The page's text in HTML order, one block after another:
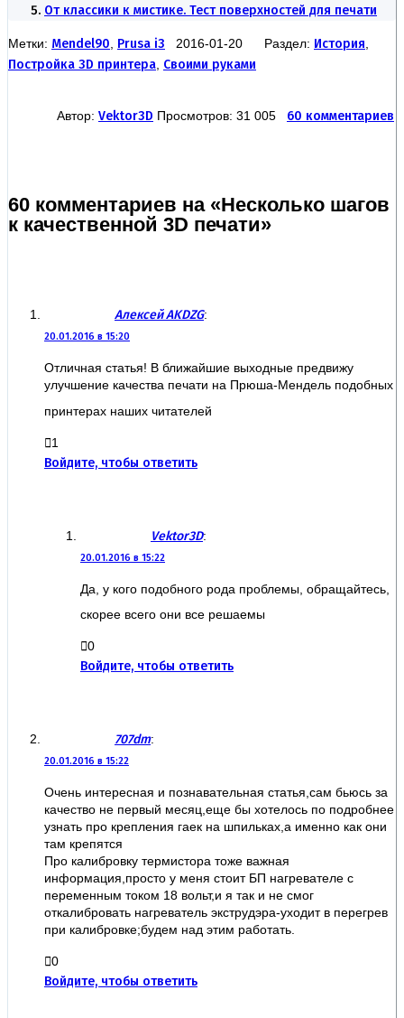
От классики к мистике. Тест поверхностей для печати
Метки: Mendel90 Prusa i3 2016-01-20 Раздел: История
Постройка 3D принтера Своими руками
Автор: Vektor3D Просмотров: 31 005 60 комментариев
60 комментариев на «Несколько шагов
к качественной 3D печати»
Алексей AKDZG:
20.01.2016 в 15:20
Отличная статья! В ближайшие выходные предвижу
улучшение качества печати на Прюша-Мендель подобных
принтерах наших читателей
1
Войдите, чтобы ответить
Vektor3D:
20.01.2016 в 15:22
Да, у кого подобного рода проблемы, обращайтесь,
скорее всего они все решаемы
0
Войдите, чтобы ответить
707dm:
20.01.2016 в 15:22
Очень интересная и познавательная статья,сам бьюсь за
качество не первый месяц,еще бы хотелось по подробнее
узнать про крепления гаек на шпильках,а именно как они
там крепятся
Про калибровку термистора тоже важная
информация,просто у меня стоит БП нагревателе с
переменным током 18 вольт,и я так и не смог
откалибровать нагреватель экструдэра-уходит в перегрев
при калибровке;будем над этим работать.
0
Войдите, чтобы ответить